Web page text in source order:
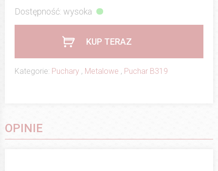
Dostępność: wysoka
KUP TERAZ
Kategorie: Puchary , Metalowe , Puchar B319
OPINIE